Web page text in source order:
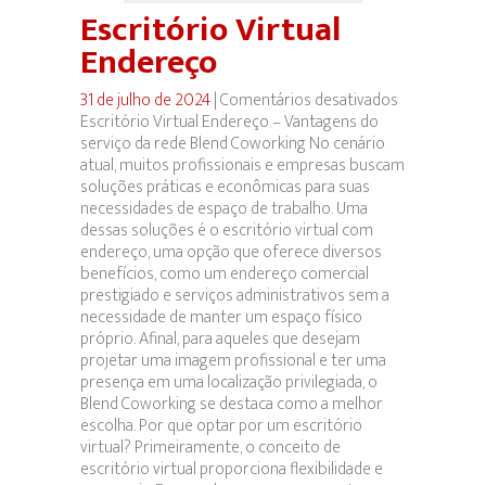
Escritório Virtual
Endereço
31 de julho de 2024|Comentários desativados
Endereço
Escritório Virtual Endereço – Vantagens do
serviço da rede Blend Coworking No cenário
atual, muitos profissionais e empresas buscam
soluções práticas e econômicas para suas
necessidades de espaço de trabalho. Uma
dessas soluções é o escritório virtual com
endereço, uma opção que oferece diversos
benefícios, como um endereço comercial
prestigiado e serviços administrativos sem a
necessidade de manter um espaço físico
próprio. Afinal, para aqueles que desejam
projetar uma imagem profissional e ter uma
presença em uma localização privilegiada, o
Blend Coworking se destaca como a melhor
escolha. Por que optar por um escritório
virtual? Primeiramente, o conceito de
escritório virtual proporciona flexibilidade e